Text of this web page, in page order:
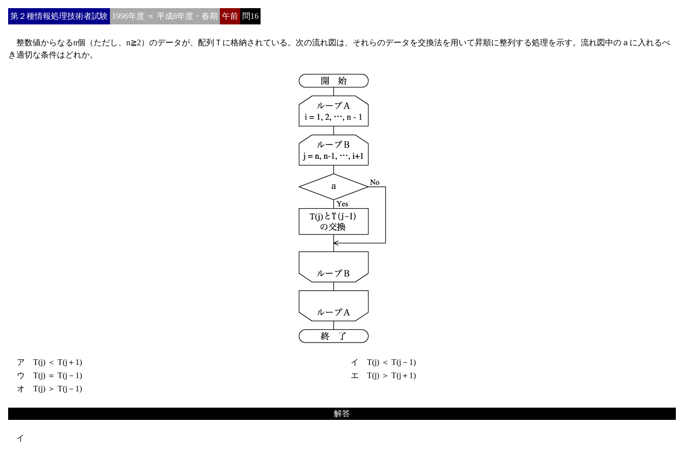
第２種情報処理技術者試験 1996年度 ＝ 平成8年度・春期 午前 問16
整数値からなるn個（ただし、n≧2）のデータが、配列Ｔに格納されている。次の流れ図は、それらのデータを交換法を用いて昇順に整列する処理を示す。流れ図中のａに入れるべ
き適切な条件はどれか。
ア T(j) ＜ T(j＋1)
イ T(j) ＜ T(j－1)
ウ T(j) ＝ T(j－1)
エ T(j) ＞ T(j＋1)
オ T(j) ＞ T(j－1)
解答
イ